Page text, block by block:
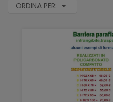
ORDINA PER: